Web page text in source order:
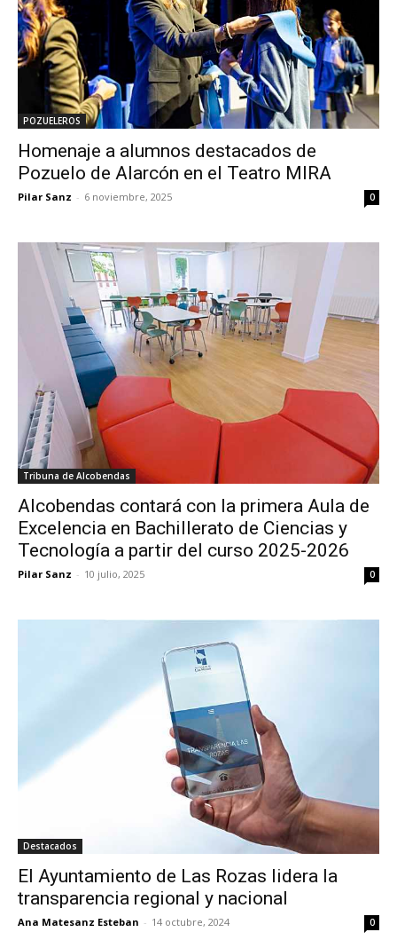
POZUELEROS
Homenaje a alumnos destacados de
Pozuelo de Alarcón en el Teatro MIRA
Pilar Sanz - 6 noviembre, 2025 0
Tribuna de Alcobendas
Alcobendas contará con la primera Aula de
Excelencia en Bachillerato de Ciencias y
Tecnología a partir del curso 2025-2026
Pilar Sanz - 10 julio, 2025 0
Destacados
El Ayuntamiento de Las Rozas lidera la
transparencia regional y nacional
Ana Matesanz Esteban - 14 octubre, 2024 0